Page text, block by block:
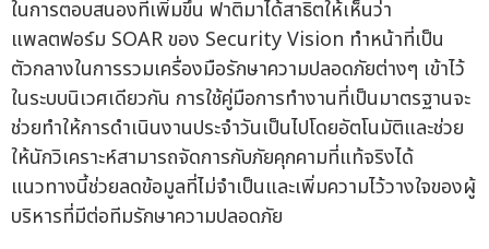
ในการตอบสนองที่เพิ่มขึ้น ฟาติมาได้สาธิตให้เห็นว่า
แพลตฟอร์ม SOAR ของ Security Vision ทำหน้าที่เป็น
ตัวกลางในการรวมเครื่องมือรักษาความปลอดภัยต่างๆ เข้าไว้
ในระบบนิเวศเดียวกัน การใช้คู่มือการทำงานที่เป็นมาตรฐานจะ
ช่วยทำให้การดำเนินงานประจำวันเป็นไปโดยอัตโนมัติและช่วย
ให้นักวิเคราะห์สามารถจัดการกับภัยคุกคามที่แท้จริงได้
แนวทางนี้ช่วยลดข้อมูลที่ไม่จำเป็นและเพิ่มความไว้วางใจของผู้
บริหารที่มีต่อทีมรักษาความปลอดภัย